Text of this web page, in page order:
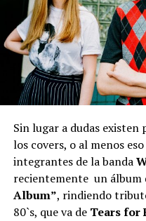
Sin lugar a dudas existen
los covers, o al menos
integrantes de la banda
recientemente un álbum
Album”, rindiendo
80`s, que va de Tears for